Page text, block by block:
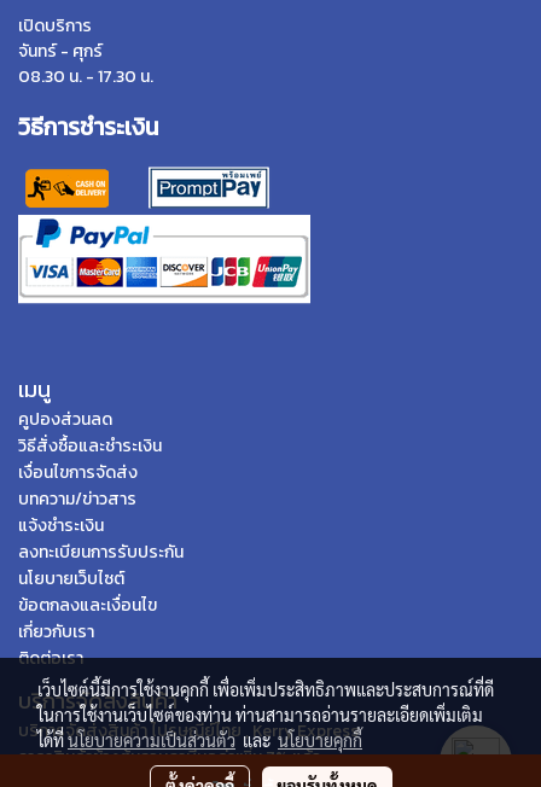
เปิดบริการ
จันทร์ - ศุกร์
08.30 น. - 17.30 น.
วิธีการชำระเงิน
เมนู
คูปองส่วนลด
วิธีสั่งซื้อและชำระเงิน
เงื่อนไขการจัดส่ง
บทความ/ข่าวสาร
แจ้งชำระเงิน
ลงทะเบียนการรับประกัน
นโยบายเว็บไซต์
ข้อตกลงและเงื่อนไข
เกี่ยวกับเรา
ติดต่อเรา
บริการจัดส่งสินค้า
บริการจัดส่งสินค้า ไปรษณีย์ไทย , Kerry Express
ราคาสินค้าข้างต้นรวมภาษีมูลค่าเพิ่ม 7% แล้ว
เว็บไซต์นี้มีการใช้งานคุกกี้ เพื่อเพิ่มประสิทธิภาพและประสบการณ์ที่ดี
ในการใช้งานเว็บไซต์ของท่าน ท่านสามารถอ่านรายละเอียดเพิ่มเติม
ได้ที่นโยบายความเป็นส่วนตัวและนโยบายคุกกี้